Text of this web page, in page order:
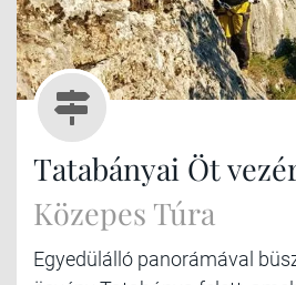
Tatabányai Öt
Közepes Túra
Egyedülálló panorámával